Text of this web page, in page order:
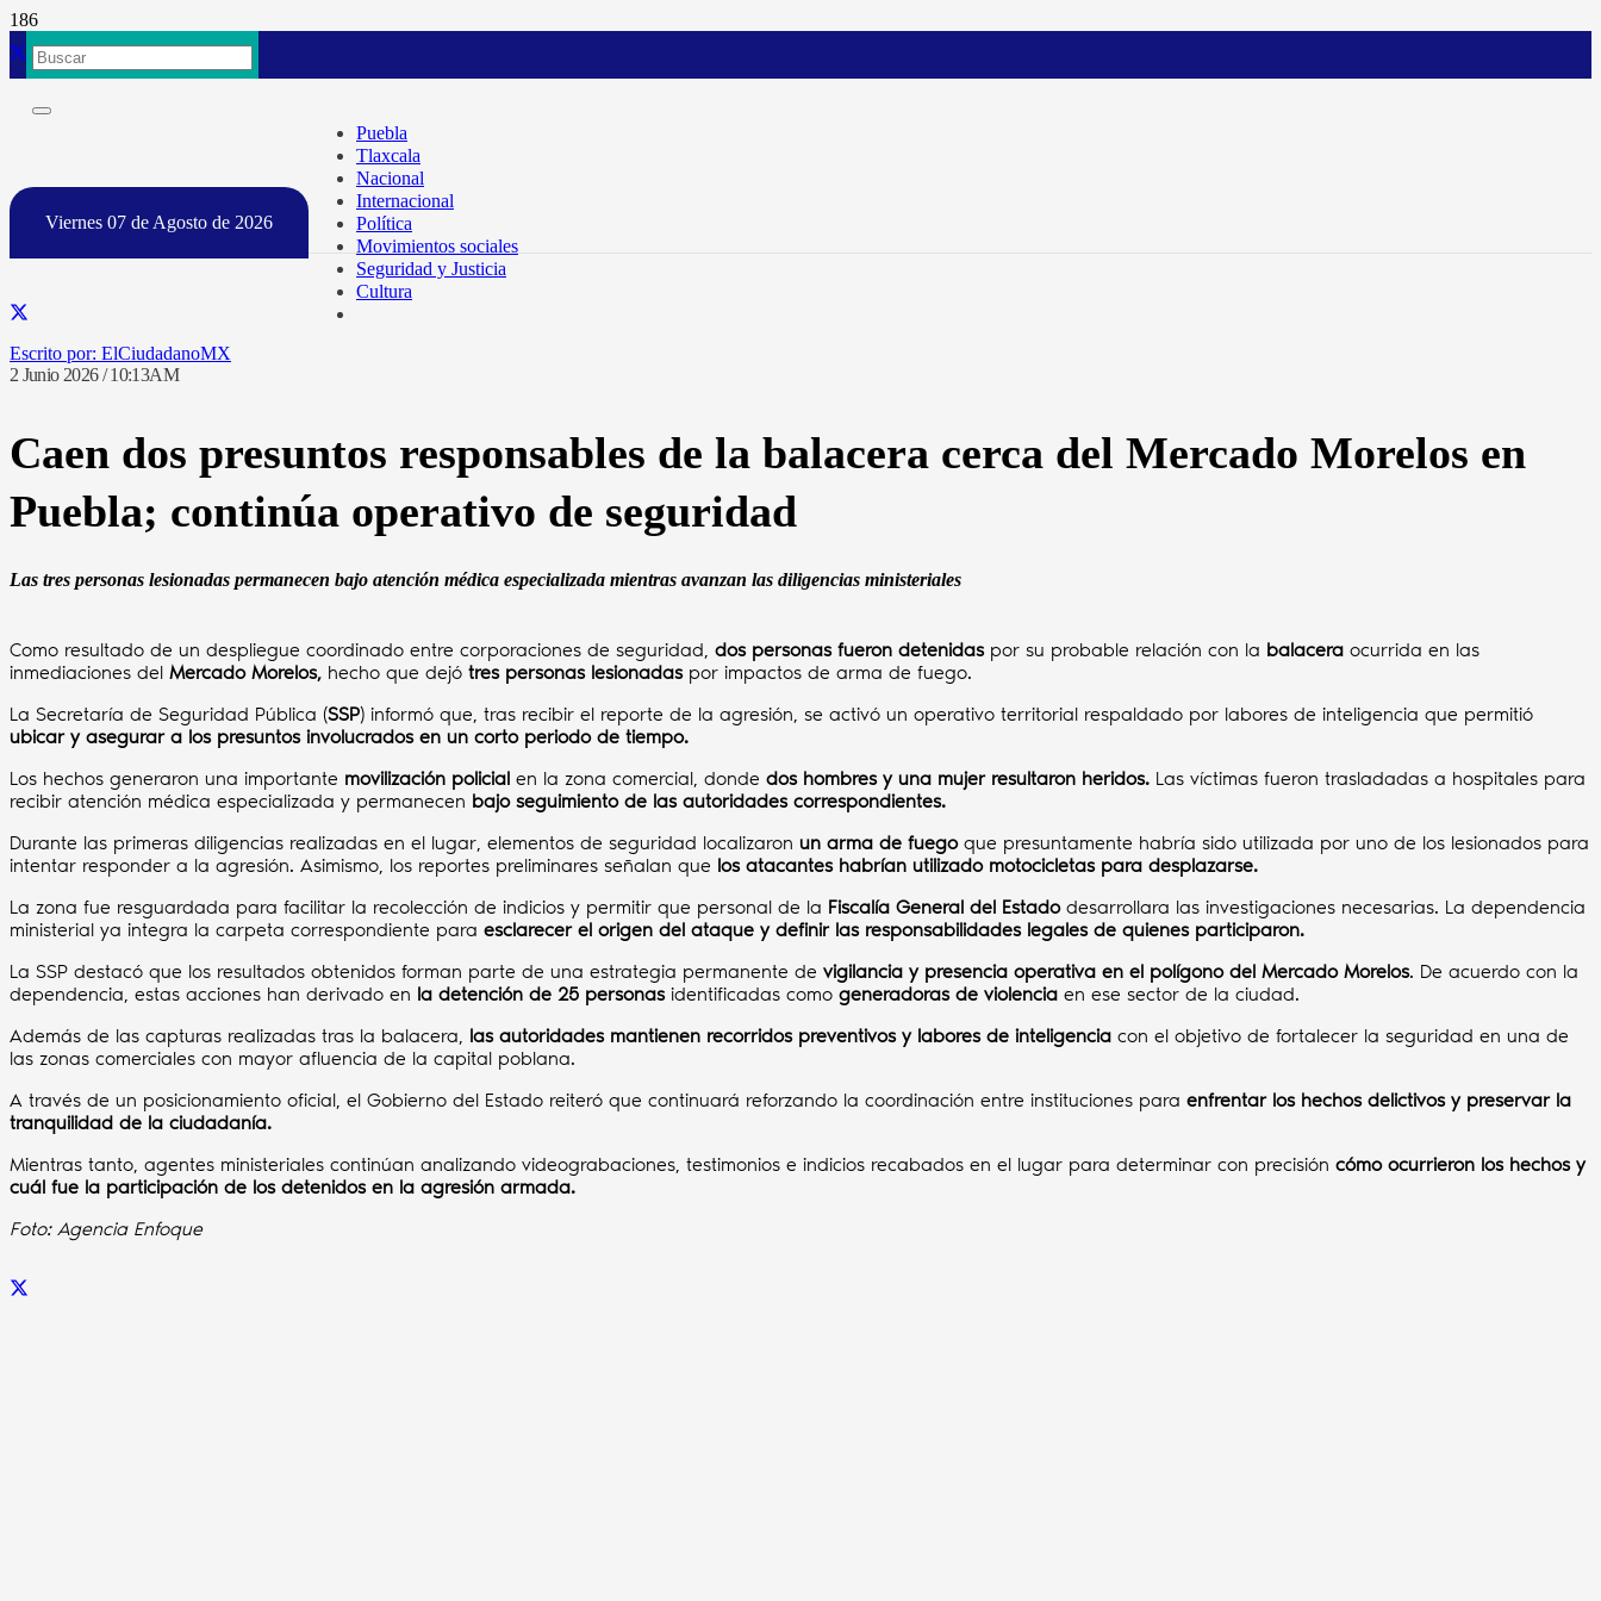
Viernes 07 de Agosto de 2026
Puebla
Tlaxcala
Nacional
Internacional
Política
Movimientos sociales
Seguridad y Justicia
Cultura
ElCiudadanoMX
2 Junio 2026 / 10:13AM
Caen dos presuntos responsables de la balacera cerca del Mercado Morelos en
Puebla; continúa operativo de seguridad
Las tres personas lesionadas permanecen bajo atención médica especializada mientras avanzan las diligencias ministeriales
Como resultado de un despliegue coordinado entre corporaciones de seguridad, dos personas fueron detenidaspor su probable relación con la balacera ocurrida en las
inmediaciones del Mercado Morelos, hecho que dejó tres personas lesionadas por impactos de arma de fuego.
La Secretaría de Seguridad Pública (SSP) informó que, tras recibir el reporte de la agresión, se activó un operativo territorial respaldado por labores de inteligencia que permitió
ubicar y asegurar a los presuntos involucrados en un corto periodo de tiempo.
Los hechos generaron una importante movilización policial en la zona comercial, donde dos hombres y una mujer resultaron heridos. Las víctimas fueron trasladadas a hospitales para
recibir atención médica especializada y permanecen bajo seguimiento de las autoridades correspondientes.
Durante las primeras diligencias realizadas en el lugar, elementos de seguridad localizaron un arma de fuego que presuntamente habría sido utilizada por uno de los lesionados para
intentar responder a la agresión. Asimismo, los reportes preliminares señalan que los atacantes habrían utilizado motocicletas para desplazarse.
La zona fue resguardada para facilitar la recolección de indicios y permitir que personal de la Fiscalía General del Estadodesarrollara las investigaciones necesarias. La dependencia
ministerial ya integra la carpeta correspondiente para esclarecer el origen del ataque y definir las responsabilidades legales de quienes participaron.
La SSP destacó que los resultados obtenidos forman parte de una estrategia permanente de vigilancia y presencia operativa en el polígono del Mercado Morelos. De acuerdo con la
dependencia, estas acciones han derivado en la detención de 25 personasidentificadas como generadoras de violencia en ese sector de la ciudad.
Además de las capturas realizadas tras la balacera, las autoridades mantienen recorridos preventivos y labores de inteligencia con el objetivo de fortalecer la seguridad en una de
las zonas comerciales con mayor afluencia de la capital poblana.
A través de un posicionamiento oficial, el Gobierno del Estado reiteró que continuará reforzando la coordinación entre instituciones para enfrentar los hechos delictivos y preservar la
tranquilidad de la ciudadanía.
Mientras tanto, agentes ministeriales continúan analizando videograbaciones, testimonios e indicios recabados en el lugar para determinar con precisión cómo ocurrieron los hechos y
cuál fue la participación de los detenidos en la agresión armada.
Foto: Agencia Enfoque